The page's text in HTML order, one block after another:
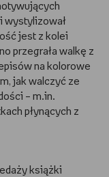
wystylizował
jest z kolei
przegrała walkę z
na kolorowe
jak walczyć ze
– m.in.
płynących z
książki